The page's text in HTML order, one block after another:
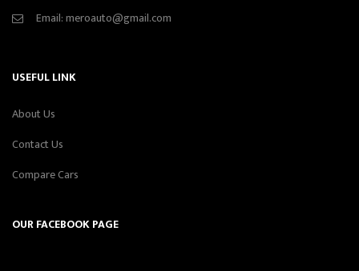
Email:meroauto@gmail.com
USEFUL LINK
About Us
Contact Us
Compare Cars
OUR FACEBOOK PAGE